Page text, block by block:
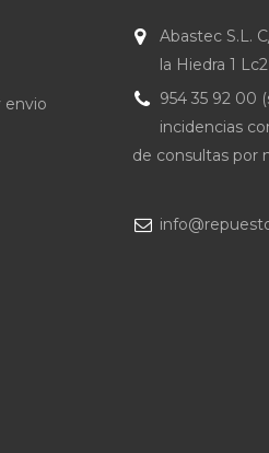
envio
Abastec S.L.
la Hiedra 1 Lc2
954 35 92 00
incidencias
de consultas por